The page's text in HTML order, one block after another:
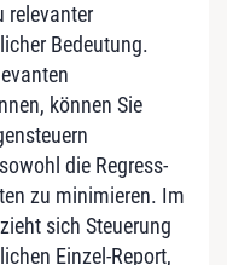
relevanter
Bedeutung.
können Sie
die Regress-
zu minimieren. Im
sich Steuerung
Einzel-Report,